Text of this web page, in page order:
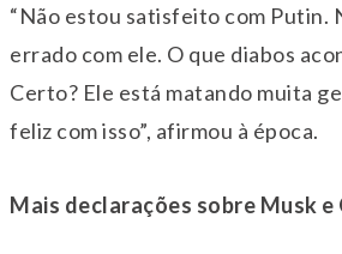
“Não estou satisfeito com Putin.
errado com ele. O que diabos
Certo? Ele está matando muita
feliz com isso”, afirmou à época.
Mais declarações sobre Musk e